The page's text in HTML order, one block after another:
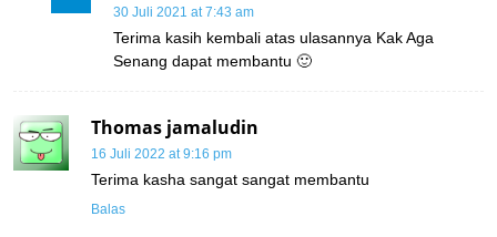
30 Juli 2021 at 7:43 am
Terima kasih kembali atas ulasannya Kak Aga
Senang dapat membantu 🙂
Thomas jamaludin
16 Juli 2022 at 9:16 pm
Terima kasha sangat sangat membantu
Balas